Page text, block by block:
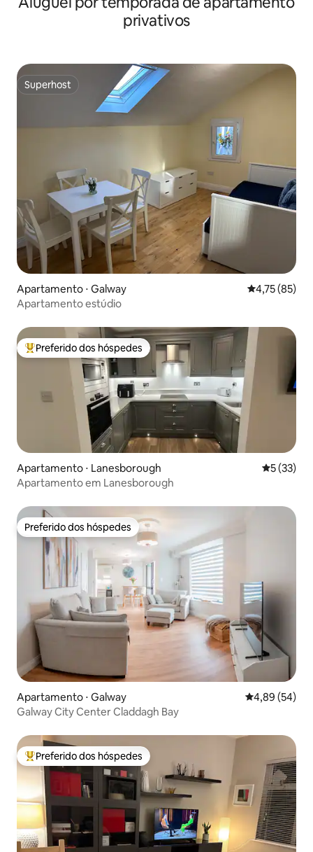
privativos
Superhost
Superhost
Apartamento ⋅ Galway 4,75 de uma
4,75 (85)
Apartamento estúdio
Entre os melhores preferidos dos hóspedes
Preferido dos hóspedes
Apartamento ⋅ Lanesborough 5 de uma
5 (33)
Apartamento em Lanesborough
Preferido dos hóspedes
Preferido dos hóspedes
Apartamento ⋅ Galway 4,89 de uma
4,89 (54)
Galway City Center Claddagh Bay
Entre os melhores preferidos dos hóspedes
Preferido dos hóspedes